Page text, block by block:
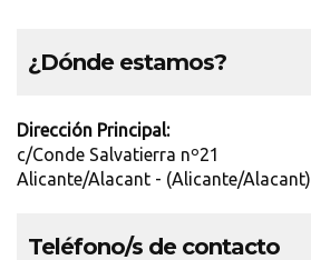
¿Dónde estamos?
Dirección Principal:
c/Conde Salvatierra nº21
Alicante/Alacant - (Alicante/Alacant)
Teléfono/s de contacto